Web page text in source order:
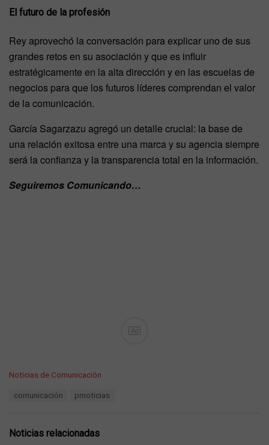
El futuro de la profesión
Rey aprovechó la conversación para explicar uno de sus
grandes retos en su asociación y que es influir
estratégicamente en la alta dirección y en las escuelas de
negocios para que los futuros líderes comprendan el valor
de la comunicación.
García Sagarzazu agregó un detalle crucial: la base de
una relación exitosa entre una marca y su agencia siempre
será la confianza y la transparencia total en la información.
Seguiremos Comunicando…
Ad
C
o
r
Noticias de Comunicación
:
comunicación prnoticias
Noticias relacionadas